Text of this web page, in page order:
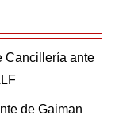
Cancillería ante
de Gaiman